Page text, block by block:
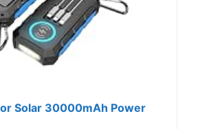
Solar 30000mAh Power